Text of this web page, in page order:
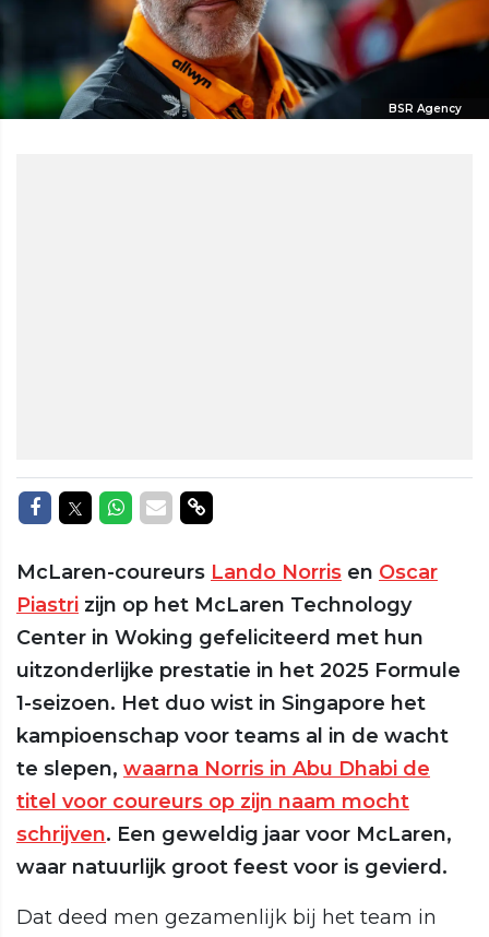
BSR Agency
Delen op Facebook
Delen op Twitter
Delen op Whatsapp
Delen via Mail
Delen via link
McLaren-coureurs Lando Norris en Oscar
Piastri zijn op het McLaren Technology
Center in Woking gefeliciteerd met hun
uitzonderlijke prestatie in het 2025 Formule
1-seizoen. Het duo wist in Singapore het
kampioenschap voor teams al in de wacht
te slepen, waarna Norris in Abu Dhabi de
titel voor coureurs op zijn naam mocht
schrijven. Een geweldig jaar voor McLaren,
waar natuurlijk groot feest voor is gevierd.
Dat deed men gezamenlijk bij het team in